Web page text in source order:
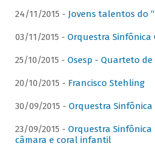
24/11/2015 - Jovens talentos do
03/11/2015 - Orquestra Sinfônica
25/10/2015 - Osesp - Quarteto de
20/10/2015 - Francisco Stehling
30/09/2015 - Orquestra Sinfônica
23/09/2015 - Orquestra
câmara e coral infantil